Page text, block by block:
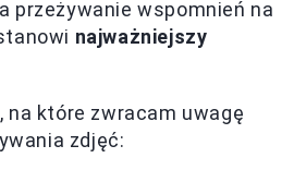
przeżywanie wspomnień na
najważniejszy
na które zwracam uwagę
zdjęć: